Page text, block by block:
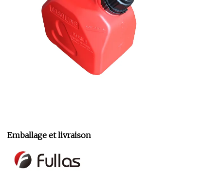
Emballage et livraison